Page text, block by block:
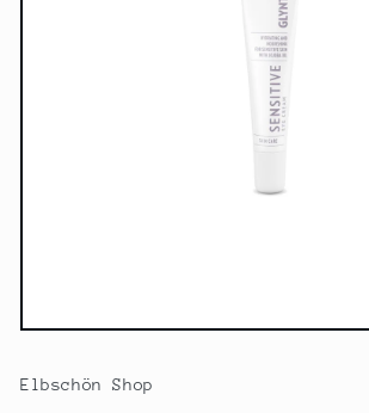
Medien
Modal
Elbschön Shop